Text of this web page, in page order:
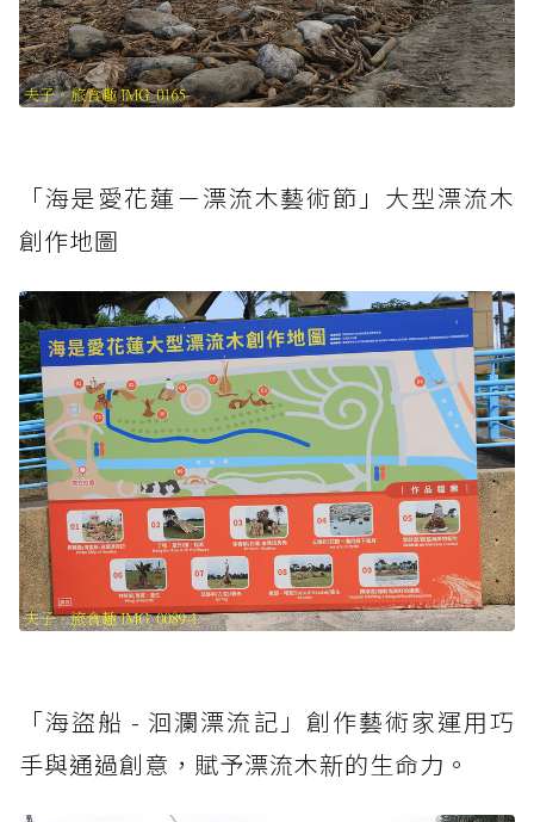
「海是愛花蓮－漂流木藝術節」大型漂流木
創作地圖
「海盜船 - 洄瀾漂流記」創作藝術家運用巧
手與通過創意，賦予漂流木新的生命力。